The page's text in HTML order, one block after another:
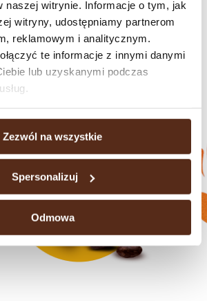
naszej witrynie. Informacje o tym, jak
witryny, udostępniamy partnerom
reklamowym i analitycznym.
te informacje z innymi danymi
lub uzyskanymi podczas
Zezwól na wszystkie
Spersonalizuj
Odmowa
nasze marki